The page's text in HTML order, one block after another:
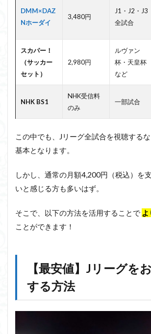
DMM×DAZ
Nホーダイ
3,480円
J1・J2・J3
全試合
スカパー！
（サッカー
セット）
2,980円
ルヴァン
杯・天皇杯
など
NHK BS1
NHK受信料
のみ
一部試合
この中でも、Jリーグ全試合を視聴する
基本となります。
しかし、通常の月額4,200円（税込）を
いと感じる方も多いはず。
そこで、以下の方法を活用することで
ことができます！
【最安値】Jリーグを
する方法